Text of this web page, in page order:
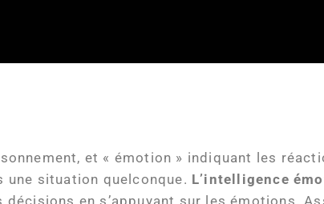
et « émotion » indiquant les
une situation quelconque. L’intelligence